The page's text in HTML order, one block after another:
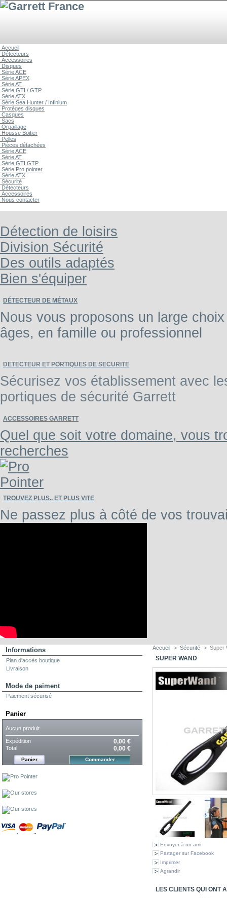
Accueil
Détecteurs
Accessoires
Disques
Série ACE
Série APEX
Série AT
Série GTI / GTP
Série ATX
Série Sea Hunter / Infinium
Protèges disques
Casques
Sacs
Orpaillage
Housse Boitier
Pelles
Pièces détachées
Série ACE
Série AT
Série GTI GTP
Série Pro pointer
Série ATX
Sécurité
Détecteurs
Accessoires
Nous contacter
Détection de loisirs
Division Sécurité
Des outils adaptés
Bien s'équiper
DÉTECTEUR DE MÉTAUX
Nous vous proposons un large
âges, en famille ou professionnel
DETECTEUR ET PORTIQUES DE SECURITE
Sécurisez vos établissement avec
portiques de sécurité Garrett
ACCESSOIRES GARRETT
Quel que soit votre domaine, vous
recherches
TROUVEZ PLUS.. ET PLUS VITE
Ne passez plus à côté de vos
Informations
Plan d'accès boutique
Livraison
Mode de paiment
Paiement sécurisé
Panier
Aucun produit
Expédition 0,00 €
Total 0,00 €
Panier Commander
Accueil > Sécurité > Super
SUPER WAND
Envoyer à un ami
Partager sur Facebook
Imprimer
Agrandir
LES CLIENTS QUI ONT